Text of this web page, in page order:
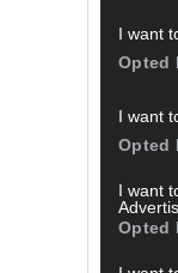
I want
Opted
I want
Opted
I want
Opted
Wir
unsere